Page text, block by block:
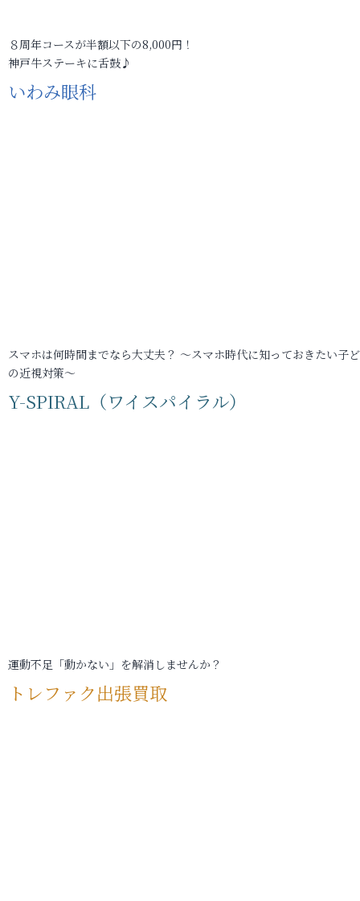
８周年コースが半額以下の8,000円！
神戸牛ステーキに舌鼓♪
いわみ眼科
スマホは何時間までなら大丈夫？ ～スマホ時代に知っておきたい子
の近視対策～
Y-SPIRAL（ワイスパイラル）
運動不足「動かない」を解消しませんか？
トレファク出張買取